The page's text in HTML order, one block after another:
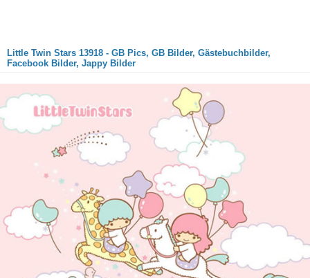
Little Twin Stars 13918 - GB Pics, GB Bilder, Gästebuchbilder,
Facebook Bilder, Jappy Bilder